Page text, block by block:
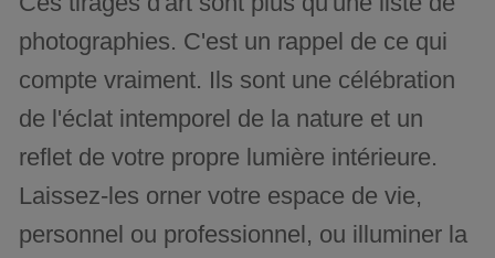
photographies. C'est un rappel de ce qui
compte vraiment. Ils sont une célébration
de l'éclat intemporel de la nature et un
reflet de votre propre lumière intérieure.
Laissez-les orner votre espace de vie,
personnel ou professionnel, ou illuminer la